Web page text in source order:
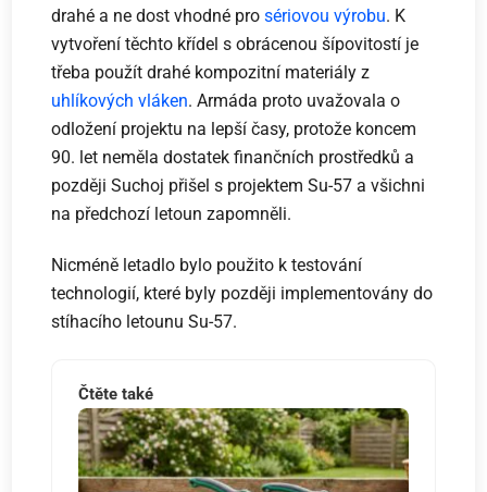
drahé a ne dost vhodné prosériovou výrobu. K
vytvoření těchto křídel s obrácenou šípovitostí je
třeba použít drahé kompozitní materiály z
uhlíkových vláken. Armáda proto uvažovala o
odložení projektu na lepší časy, protože koncem
90. let neměla dostatek finančních prostředků a
později Suchoj přišel s projektem Su-57 a všichni
na předchozí letoun zapomněli.
Nicméně letadlo bylo použito k testování
technologií, které byly později implementovány do
stíhacího letounu Su-57.
Čtěte také